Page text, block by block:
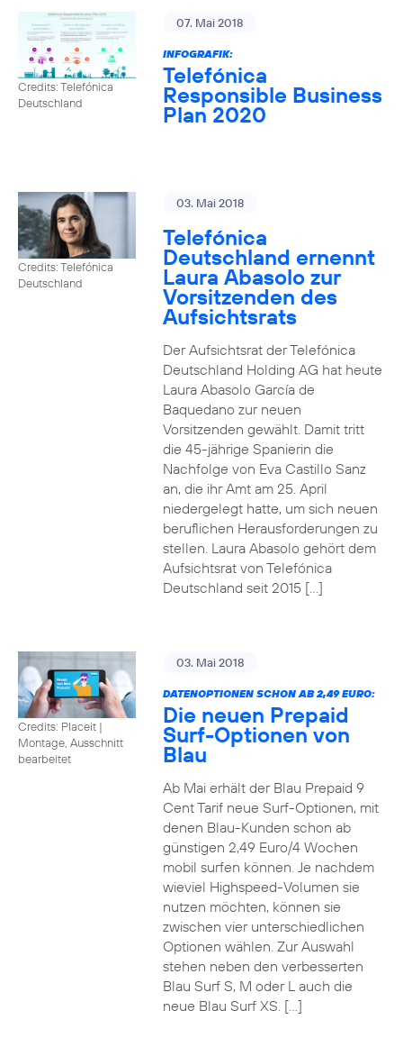
Credits: Telefónica
Deutschland
07. Mai 2018
INFOGRAFIK:
Telefónica
Responsible Business
Plan 2020
Credits: Telefónica
Deutschland
03. Mai 2018
Telefónica
Deutschland ernennt
Laura Abasolo zur
Vorsitzenden des
Aufsichtsrats
Der Aufsichtsrat der Telefónica
Deutschland Holding AG hat heute
Laura Abasolo García de
Baquedano zur neuen
Vorsitzenden gewählt. Damit tritt
die 45-jährige Spanierin die
Nachfolge von Eva Castillo Sanz
an, die ihr Amt am 25. April
niedergelegt hatte, um sich neuen
beruflichen Herausforderungen zu
stellen. Laura Abasolo gehört dem
Aufsichtsrat von Telefónica
Deutschland seit 2015 […]
Credits: Placeit |
Montage, Ausschnitt
bearbeitet
03. Mai 2018
DATENOPTIONEN SCHON AB 2,49 EURO:
Die neuen Prepaid
Surf-Optionen von
Blau
Ab Mai erhält der Blau Prepaid 9
Cent Tarif neue Surf-Optionen, mit
denen Blau-Kunden schon ab
günstigen 2,49 Euro/4 Wochen
mobil surfen können. Je nachdem
wieviel Highspeed-Volumen sie
nutzen möchten, können sie
zwischen vier unterschiedlichen
Optionen wählen. Zur Auswahl
stehen neben den verbesserten
Blau Surf S, M oder L auch die
neue Blau Surf XS. […]